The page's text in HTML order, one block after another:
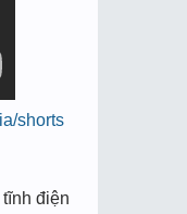
shorts
điện